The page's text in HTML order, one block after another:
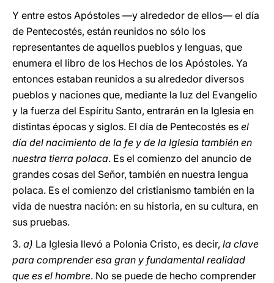
Y entre estos Apóstoles —y alrededor de ellos— el día
de Pentecostés, están reunidos no sólo los
representantes de aquellos pueblos y lenguas, que
enumera el libro de los Hechos de los Apóstoles. Ya
entonces estaban reunidos a su alrededor diversos
pueblos y naciones que, mediante la luz del Evangelio
y la fuerza del Espíritu Santo, entrarán en la Iglesia en
distintas épocas y siglos. El día de Pentecostés es el
día del nacimiento de la fe y de la Iglesia también en
nuestra tierra polaca. Es el comienzo del anuncio de
grandes cosas del Señor, también en nuestra lengua
polaca. Es el comienzo del cristianismo también en la
vida de nuestra nación: en su historia, en su cultura, en
sus pruebas.
3. a) La Iglesia llevó a Polonia Cristo, es decir, la clave
para comprender esa gran y fundamental realidad
que es el hombre. No se puede de hecho comprender